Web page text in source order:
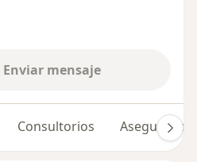
Enviar mensaje
Consultorios Aseguradoras